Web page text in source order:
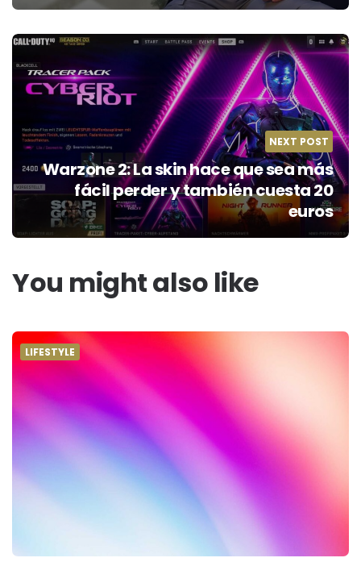
NEXT POST
Warzone 2: La skin hace que sea más
fácil perder y también cuesta 20
euros
You might also like
LIFESTYLE